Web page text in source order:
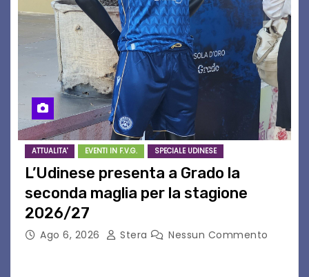
ATTUALITA' EVENTI IN F.V.G. SPECIALE UDINESE
L’Udinese presenta a Grado la
seconda maglia per la stagione
2026/27
Ago 6, 2026 Stera Nessun Commento